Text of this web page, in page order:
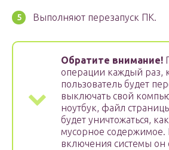
Выполняют перезапуск ПК.
Обратите внимание!
операции каждый раз,
пользователь будет
выключать свой
ноутбук, файл
будет уничтожаться,
мусорное содержимое.
включения системы он